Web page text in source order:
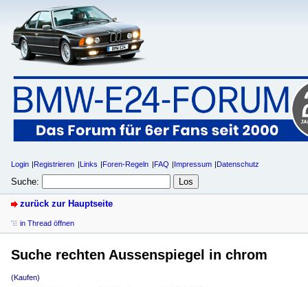
Login Registrieren Links Foren-Regeln FAQ Impressum Datenschutz
Suche:
zurück zur Hauptseite
in Thread öffnen
Suche rechten Aussenspiegel in chrom
(Kaufen)